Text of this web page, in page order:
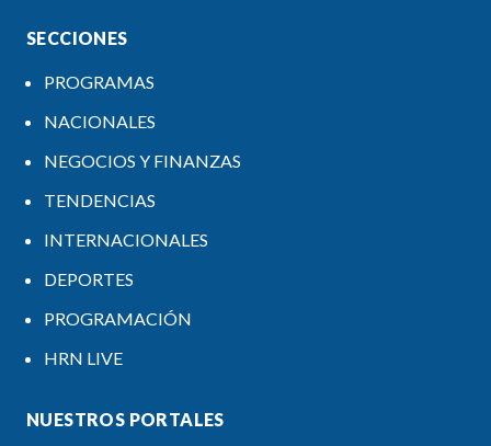
SECCIONES
PROGRAMAS
NACIONALES
NEGOCIOS Y FINANZAS
TENDENCIAS
INTERNACIONALES
DEPORTES
PROGRAMACIÓN
HRN LIVE
NUESTROS PORTALES